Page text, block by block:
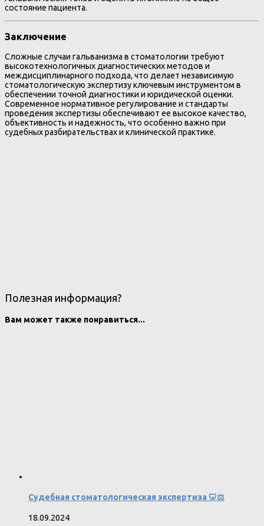
состояние пациента.
Заключение
Сложные случаи гальванизма в стоматологии требуют
высокотехнологичных диагностических методов и
междисциплинарного подхода, что делает независимую
стоматологическую экспертизу ключевым инструментом в
обеспечении точной диагностики и юридической оценки.
Современное нормативное регулирование и стандарты
проведения экспертизы обеспечивают ее высокое качество,
объективность и надежность, что особенно важно при
судебных разбирательствах и клинической практике.
Полезная информация?
Вам может также понравиться...
Судебная стоматологическая экспертиза 🦷⚖️
18.09.2024